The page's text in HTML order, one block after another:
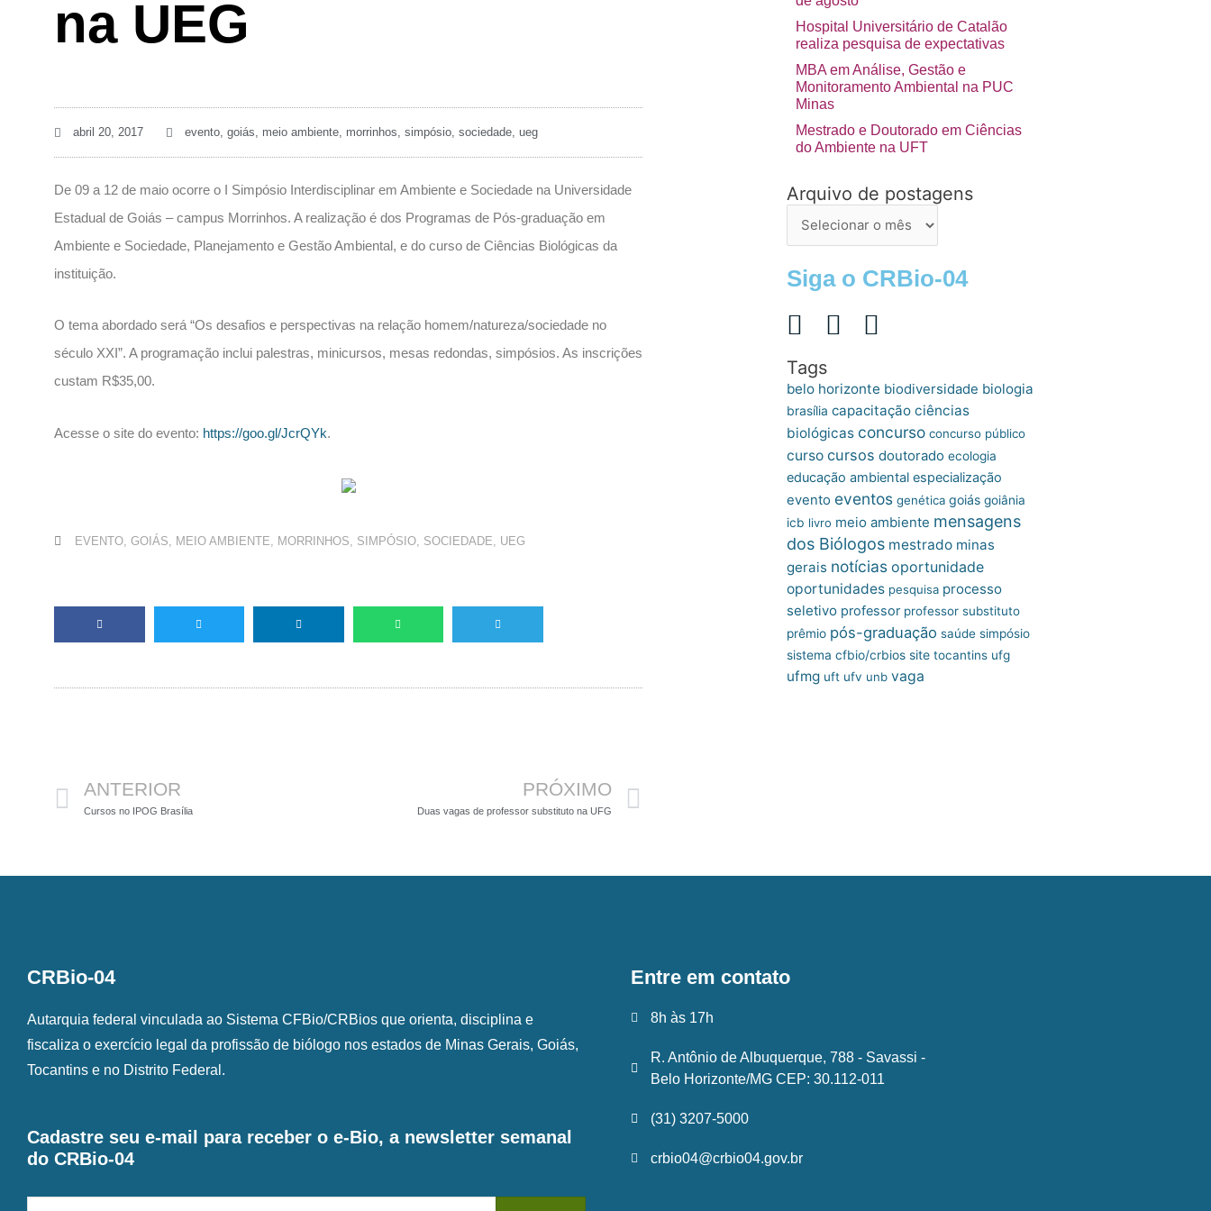
na UEG
abril 20, 2017 evento, goiás, meio ambiente, morrinhos, simpósio, sociedade, ueg
De 09 a 12 de maio ocorre o I Simpósio Interdisciplinar em Ambiente e Sociedade na Universidade
Estadual de Goiás – campus Morrinhos. A realização é dos Programas de Pós-graduação em
Ambiente e Sociedade, Planejamento e Gestão Ambiental, e do curso de Ciências Biológicas da
instituição.
O tema abordado será “Os desafios e perspectivas na relação homem/natureza/sociedade no
século XXI”. A programação inclui palestras, minicursos, mesas redondas, simpósios. As inscrições
custam R$35,00.
Acesse o site do evento: https://goo.gl/JcrQYk.
EVENTO, GOIÁS, MEIO AMBIENTE, MORRINHOS, SIMPÓSIO, SOCIEDADE, UEG
ANTERIOR
Cursos no IPOG Brasília
PRÓXIMO
Duas vagas de professor substituto na UFG
Hospital Universitário de Catalão
realiza pesquisa de expectativas
MBA em Análise, Gestão e
Monitoramento Ambiental na PUC
Minas
Mestrado e Doutorado em Ciências
do Ambiente na UFT
Arquivo de postagens
Arquivo
postagens
Siga o CRBio-04
Tags
belo horizonte biodiversidade biologia
brasília capacitação ciências
biológicas concurso concurso público
curso cursos doutorado ecologia
educação ambiental especialização
evento eventos genética goiás goiânia
icb livro meio ambiente mensagens
dos Biólogos mestrado minas
gerais notícias oportunidade
oportunidades pesquisa processo
seletivo professor professor substituto
prêmio pós-graduação saúde simpósio
sistema cfbio/crbios site tocantins ufg
ufmg uft ufv unb vaga
CRBio-04
Autarquia federal vinculada ao Sistema CFBio/CRBios que orienta, disciplina e
fiscaliza o exercício legal da profissão de biólogo nos estados de Minas Gerais, Goiás,
Tocantins e no Distrito Federal.
Cadastre seu e-mail para receber o e-Bio, a newsletter semanal
do CRBio-04
Entre em contato
8h às 17h
R. Antônio de Albuquerque, 788 - Savassi -
Belo Horizonte/MG CEP: 30.112-011
(31) 3207-5000
crbio04@crbio04.gov.br